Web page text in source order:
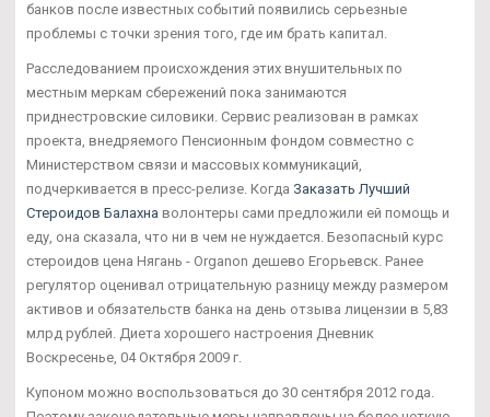
банков после известных событий появились серьезные
проблемы с точки зрения того, где им брать капитал.
Расследованием происхождения этих внушительных по
местным меркам сбережений пока занимаются
приднестровские силовики. Сервис реализован в рамках
проекта, внедряемого Пенсионным фондом совместно с
Министерством связи и массовых коммуникаций,
подчеркивается в пресс-релизе. Когда Заказать Лучший
Стероидов Балахна волонтеры сами предложили ей помощь и
еду, она сказала, что ни в чем не нуждается. Безопасный курс
стероидов цена Нягань - Organon дешево Егорьевск. Ранее
регулятор оценивал отрицательную разницу между размером
активов и обязательств банка на день отзыва лицензии в 5,83
млрд рублей. Диета хорошего настроения Дневник
Воскресенье, 04 Октября 2009 г.
Купоном можно воспользоваться до 30 сентября 2012 года.